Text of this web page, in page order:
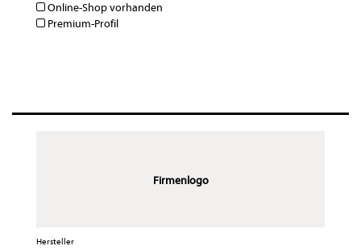
Online-Shop vorhanden
Premium-Profil
Firmenlogo
Hersteller